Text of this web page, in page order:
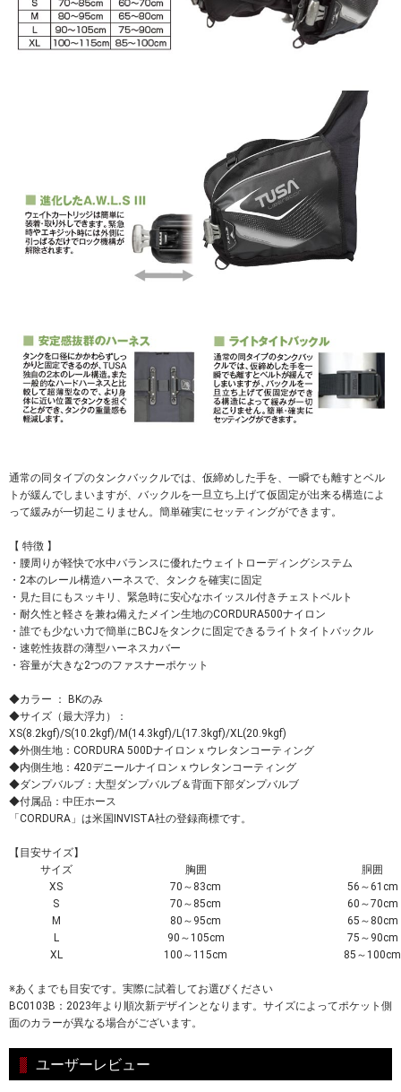
通常の同タイプのタンクバックルでは、仮締めした手を、一瞬でも離すとベル
トが緩んでしまいますが、バックルを一旦立ち上げて仮固定が出来る構造によ
って緩みが一切起こりません。簡単確実にセッティングができます。
【 特徴 】
・腰周りが軽快で水中バランスに優れたウェイトローディングシステム
・2本のレール構造ハーネスで、タンクを確実に固定
・見た目にもスッキリ、緊急時に安心なホイッスル付きチェストベルト
・耐久性と軽さを兼ね備えたメイン生地のCORDURA500ナイロン
・誰でも少ない力で簡単にBCJをタンクに固定できるライトタイトバックル
・速乾性抜群の薄型ハーネスカバー
・容量が大きな2つのファスナーポケット
◆カラー ： BKのみ
◆サイズ（最大浮力）：
XS(8.2kgf)/S(10.2kgf)/M(14.3kgf)/L(17.3kgf)/XL(20.9kgf)
◆外側生地：CORDURA 500Dナイロンｘウレタンコーティング
◆内側生地：420デニールナイロンｘウレタンコーティング
◆ダンプバルブ：大型ダンプバルブ＆背面下部ダンプバルブ
◆付属品：中圧ホース
「CORDURA」は米国INVISTA社の登録商標です。
【目安サイズ】
サイズ
胸囲
胴囲
XS
70～83cm
56～61cm
S
70～85cm
60～70cm
M
80～95cm
65～80cm
L
90～105cm
75～90cm
XL
100～115cm 85～100cm
※あくまでも目安です。実際に試着してお選びください
BC0103B：2023年より順次新デザインとなります。サイズによってポケット側
面のカラーが異なる場合がございます。
ユーザーレビュー